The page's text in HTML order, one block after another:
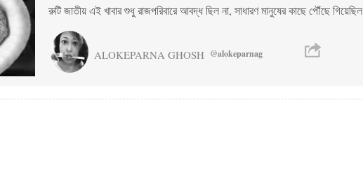
রুটি জাতীয় এই খাবার শুধু রাজপরিবারে আবদ্ধ ছিল না, সাধারণ মানুষের কাছে পৌঁছে গিয়েছিল
ALOKEPARNA GHOSH @alokeparnag